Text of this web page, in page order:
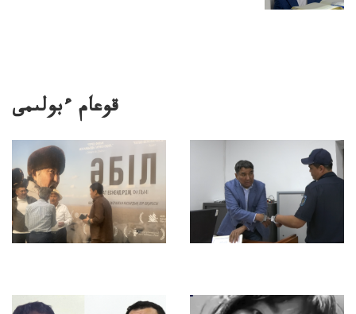
قوعام ءبولىمى